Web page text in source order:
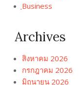
ฺBusiness
Archives
สิงหาคม 2026
กรกฎาคม 2026
มิถุนายน 2026